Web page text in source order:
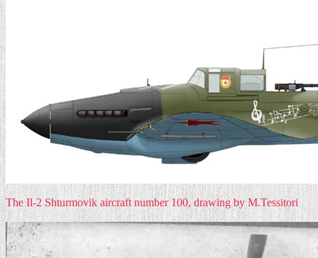
The Il-2 Shturmovik aircraft number 100, drawing by M.Tessitori